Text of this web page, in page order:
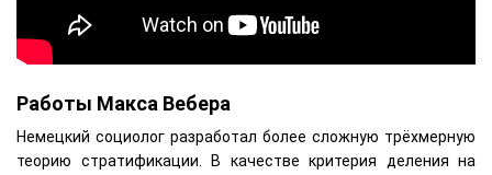
Работы Макса Вебера
Немецкий социолог разработал более сложную трёхмерную
теорию стратификации. В качестве критерия деления на